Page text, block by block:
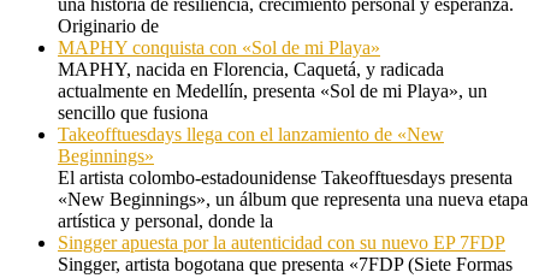
Originario de
MAPHY conquista con «Sol de mi Playa»
MAPHY, nacida en Florencia, Caquetá, y radicada
actualmente en Medellín, presenta «Sol de mi Playa», un
sencillo que fusiona
Takeofftuesdays llega con el lanzamiento de «New
Beginnings»
El artista colombo-estadounidense Takeofftuesdays presenta
«New Beginnings», un álbum que representa una nueva etapa
artística y personal, donde la
Singger apuesta por la autenticidad con su nuevo EP 7FDP
Singger, artista bogotana que presenta «7FDP (Siete Formas